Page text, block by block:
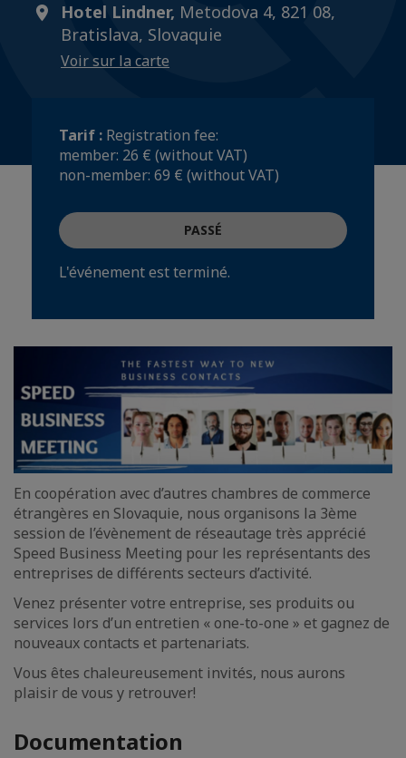
Hotel Lindner, Metodova 4, 821 08,
Bratislava, Slovaquie
Voir sur la carte
Tarif : Registration fee:
member: 26 € (without VAT)
non-member: 69 € (without VAT)
PASSÉ
L'événement est terminé.
En coopération avec d’autres chambres de commerce
étrangères en Slovaquie, nous organisons la 3ème
session de l’évènement de réseautage très apprécié
Speed Business Meeting pour les représentants des
entreprises de différents secteurs d’activité.
Venez présenter votre entreprise, ses produits ou
services lors d’un entretien « one-to-one » et gagnez de
nouveaux contacts et partenariats.
Vous êtes chaleureusement invités, nous aurons
plaisir de vous y retrouver!
Documentation